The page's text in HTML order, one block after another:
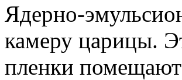
Ядерно-
камеру царицы.
пленки